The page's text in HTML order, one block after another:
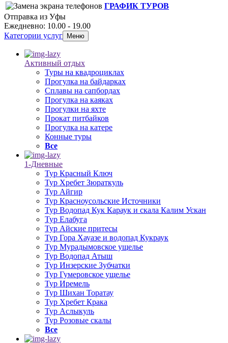
ГРАФИК ТУРОВ
Отправка из Уфы
Ежедневно: 10.00 - 19.00
Категории услуг
Меню
Активный отдых
Туры на квадроциклах
Прогулка на байдарках
Сплавы на сапбордах
Прогулка на каяках
Прогулки на яхте
Прокат питбайков
Прогулка на катере
Конные туры
Все
1-Дневные
Тур Красный Ключ
Тур Хребет Зюраткуль
Тур Айгир
Тур Красноусольские Источники
Тур Водопад Кук Караук и скала Калим Ускан
Тур Елабуга
Тур Айские притесы
Тур Гора Хауазе и водопад Кукраук
Тур Мурадымовское ущелье
Тур Водопад Атыш
Тур Инзерские Зубчатки
Тур Гумеровское ущелье
Тур Иремель
Тур Шихан Торатау
Тур Хребет Крака
Тур Аслыкуль
Тур Розовые скалы
Все